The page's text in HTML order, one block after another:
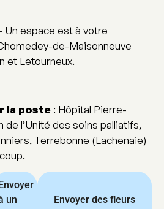
Un espace est à votre
de-Maisonneuve
et Letourneux.
la poste : Hôpital Pierre-
de l’Unité des soins palliatifs,
Terrebonne (Lachenaie)
un
Envoyer des fleurs